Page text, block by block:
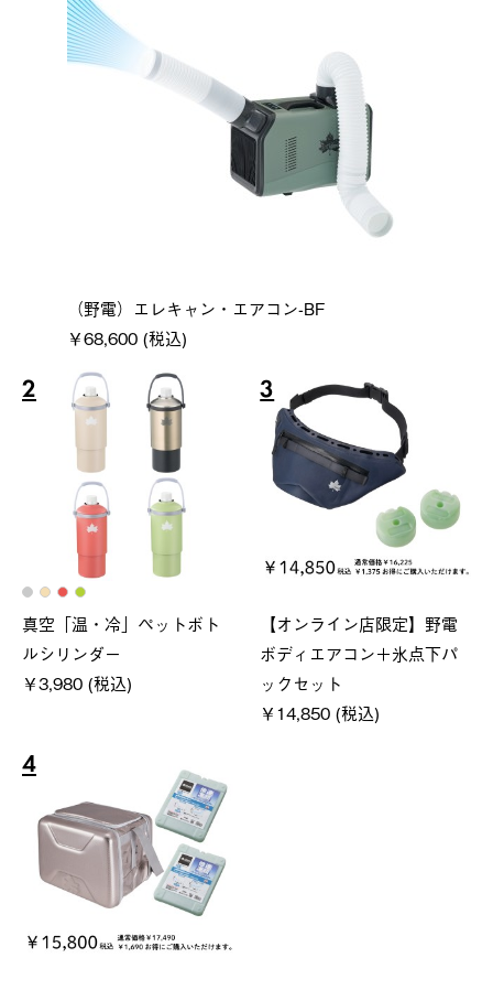
（野電）エレキャン・エアコン-BF
￥68,600 (税込)
2
真空「温・冷」ペットボト
ルシリンダー
￥3,980 (税込)
3
【オンライン店限定】野電
ボディエアコン＋氷点下パ
ックセット
￥14,850 (税込)
4